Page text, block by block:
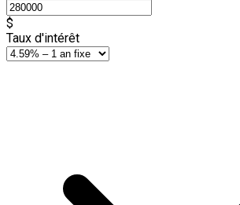
$
Taux d'intérêt